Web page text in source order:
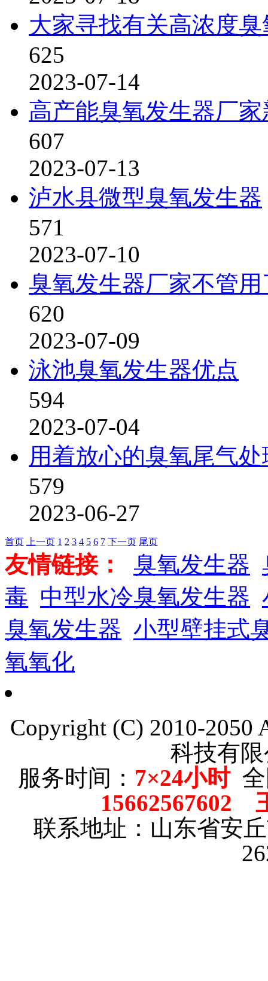
大家寻找有关高浓度
625
2023-07-14
高产能臭氧发生器厂
607
2023-07-13
泸水县微型臭氧发生器
571
2023-07-10
臭氧发生器厂家不管用
620
2023-07-09
泳池臭氧发生器优点
594
2023-07-04
用着放心的臭氧尾气
579
2023-06-27
首页 上一页 1 2 3 4 5 6 7 下一页 尾页
友情链接： 臭氧发生器
毒 中型水冷臭氧发生器
臭氧发生器 小型壁挂式
氧氧化
Copyright (C) 2010-2050
科技有
服务时间： 7×24小时全
15662567602
联系地址：山东省安